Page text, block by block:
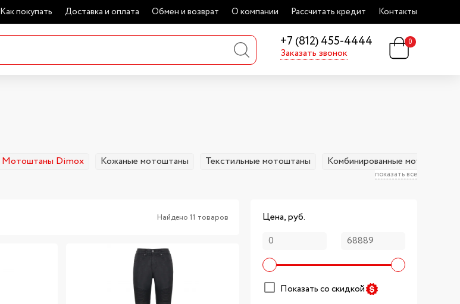
Как покупать Доставка и оплата Обмен и возврат О компании Рассчитать кредит Контакты
+7 (812) 455-4444
Заказать звонок
0
показать все
Мотоштаны Dimox Кожаные мотоштаны Текстильные мотоштаны Комбинированные мотоштаны
Найдено 11 товаров Цена, руб.
Показать со скидкой